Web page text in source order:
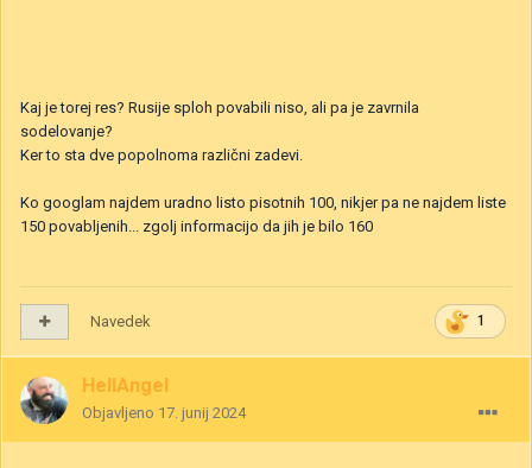
Kaj je torej res? Rusije sploh povabili niso, ali pa je zavrnila
sodelovanje?
Ker to sta dve popolnoma različni zadevi.
Ko googlam najdem uradno listo pisotnih 100, nikjer pa ne najdem liste
150 povabljenih... zgolj informacijo da jih je bilo 160
1
Navedek
HellAngel
Objavljeno 17. junij 2024